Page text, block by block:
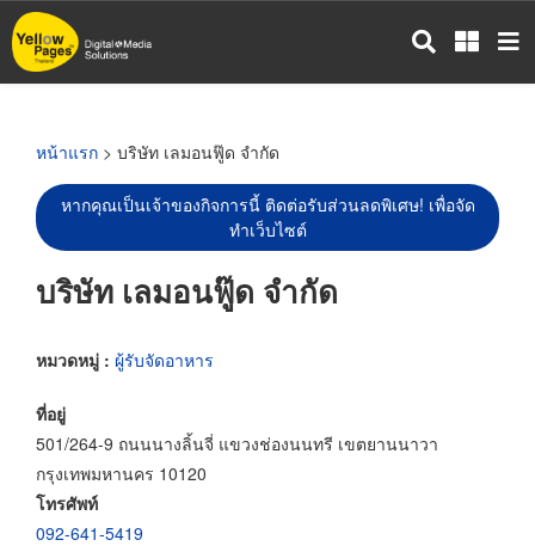
ข้าม
ไป
หน้าแรก > บริษัท เลมอนฟู๊ด จำกัด
หากคุณเป็นเจ้าของกิจการนี้ ติดต่อรับส่วนลดพิเศษ! เพื่อจัด
ทำเว็บไซต์
บริษัท เลมอนฟู๊ด จำกัด
หมวดหมู่ : ผู้รับจัดอาหาร
ที่อยู่
501/264-9 ถนนนางลิ้นจี่ แขวงช่องนนทรี เขตยานนาวา
กรุงเทพมหานคร 10120
โทรศัพท์
092-641-5419